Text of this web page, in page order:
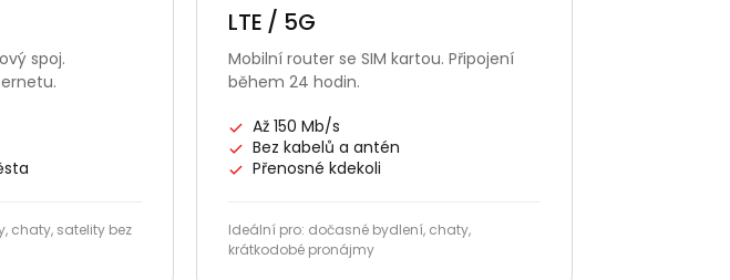
spoj.
chaty, satelity bez
LTE / 5G
Mobilní router se SIM kartou. Připojení
během 24 hodin.
Až 150 Mb/s
Bez kabelů a antén
Přenosné kdekoli
Ideální pro: dočasné bydlení, chaty,
krátkodobé pronájmy